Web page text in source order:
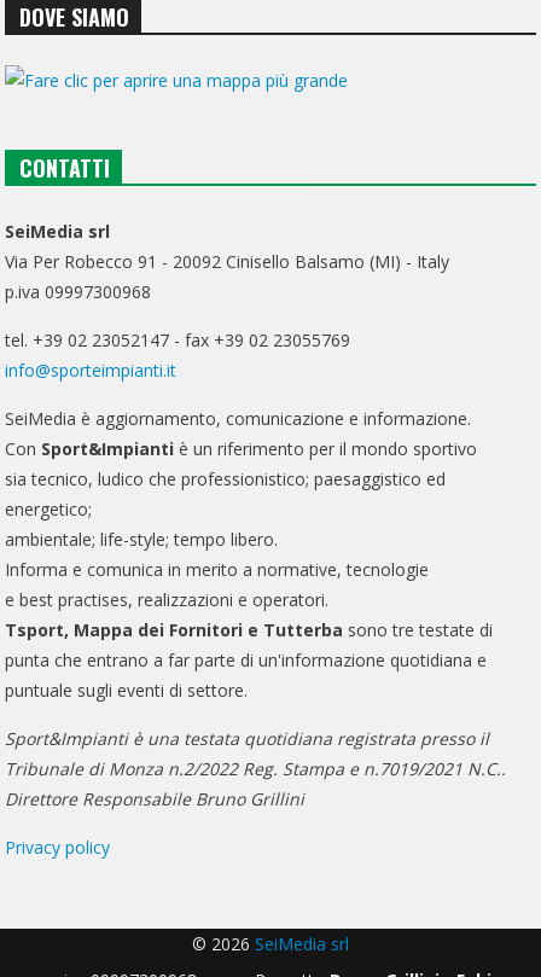
DOVE SIAMO
CONTATTI
SeiMedia srl
Via Per Robecco 91 - 20092 Cinisello Balsamo (MI) - Italy
p.iva 09997300968
tel. +39 02 23052147 - fax +39 02 23055769
info@sporteimpianti.it
SeiMedia è aggiornamento, comunicazione e informazione.
Con Sport&Impianti è un riferimento per il mondo sportivo
sia tecnico, ludico che professionistico; paesaggistico ed
energetico;
ambientale; life-style; tempo libero.
Informa e comunica in merito a normative, tecnologie
e best practises, realizzazioni e operatori.
Tsport, Mappa dei Fornitori e Tutterba sono tre testate di
punta che entrano a far parte di un'informazione quotidiana e
puntuale sugli eventi di settore.
Sport&Impianti è una testata quotidiana registrata presso il
Tribunale di Monza n.2/2022 Reg. Stampa e n.7019/2021 N.C..
Direttore Responsabile Bruno Grillini
Privacy policy
© 2026 SeiMedia srl